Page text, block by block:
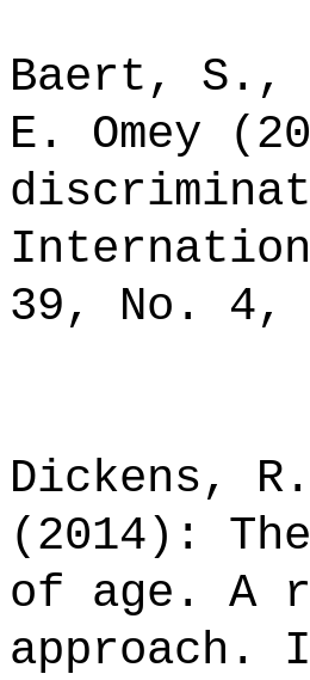
Baert, S.,
E. Omey
39, No. 4,
Dickens,
(2014):
of age. A
approach.